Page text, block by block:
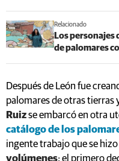
Relacionado
Los personajes
de palomares
Después de León fue
palomares de otras tierras
Ruizse embarcó en otra
catálogo de los
ingente trabajo que se
volúmenes; el primero